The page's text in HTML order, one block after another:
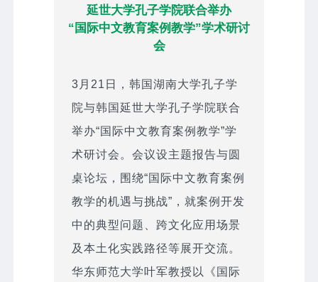
延世大学孔子学院联合举办
“国际中文教育案例教学”学术研讨
会
3月21日，韩国湖南大学孔子学
院与韩国延世大学孔子学院联合
举办“国际中文教育案例教学”学
术研讨会。会议设主题报告与圆
桌论坛，围绕“国际中文教育案例
教学的机遇与挑战”，就案例开发
中的典型问题、跨文化应用场景
及本土化实践路径等展开交流。
华东师范大学叶军教授以《国际